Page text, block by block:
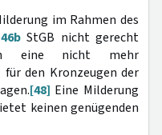
im Rahmen des
46bStGB nicht gerecht
eine nicht mehr
den Kronzeugen der
[48] Eine Milderung
keinen genügenden